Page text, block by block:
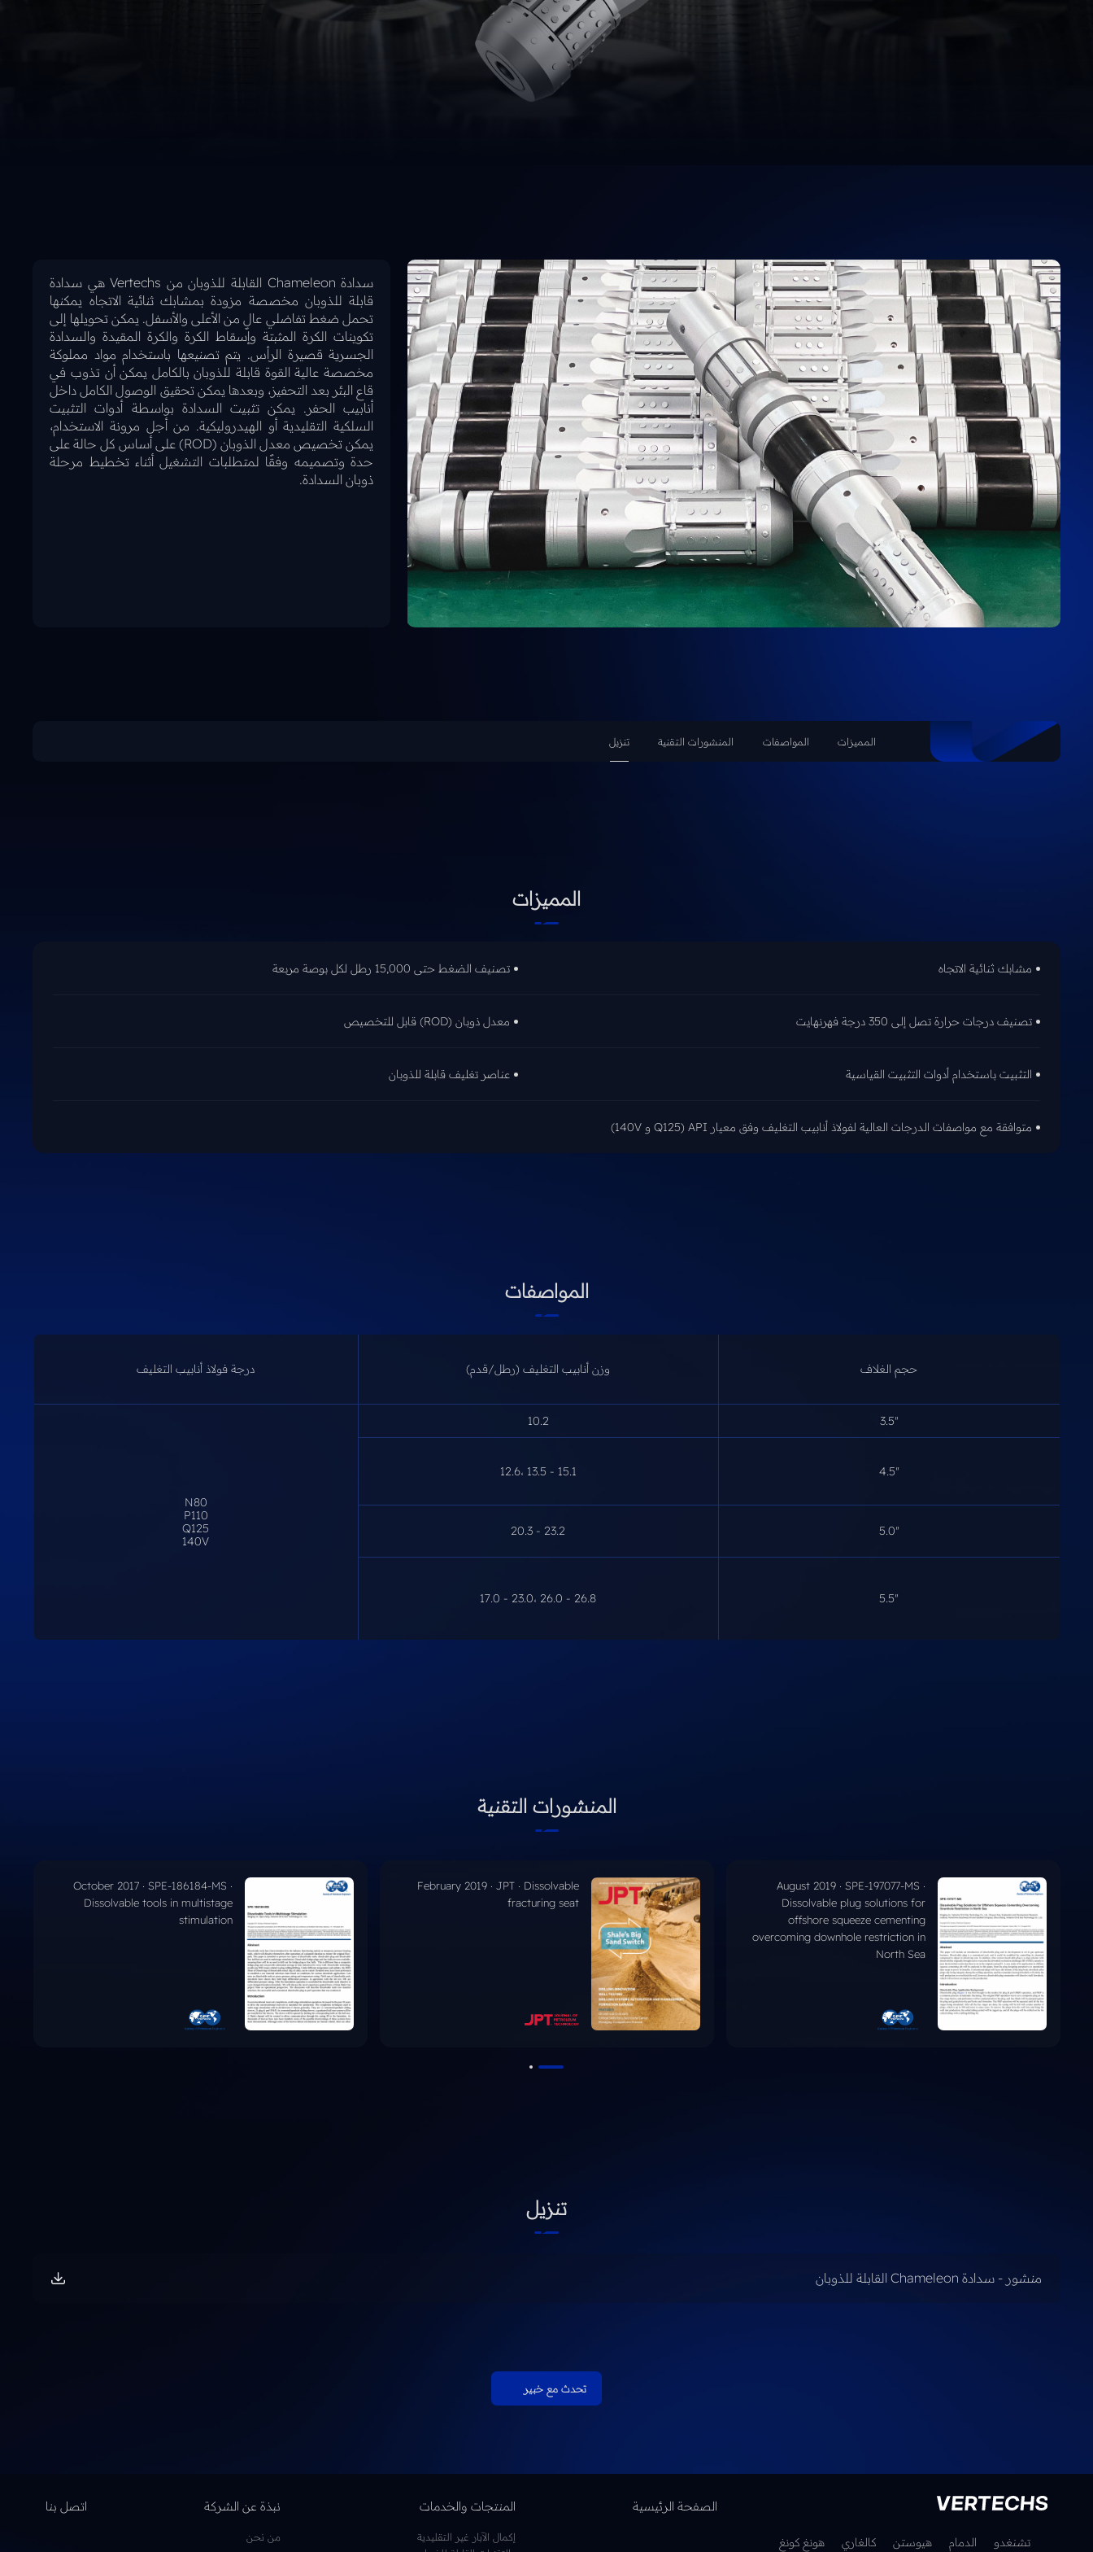
سدادة Chameleon القابلة للذوبان من Vertechs هي سدادة
قابلة للذوبان مخصصة مزودة بمشابك ثنائية الاتجاه يمكنها
تحمل ضغط تفاضلي عالٍ من الأعلى والأسفل. يمكن تحويلها إلى
تكوينات الكرة المثبتة وإسقاط الكرة والكرة المقيدة والسدادة
الجسرية قصيرة الرأس. يتم تصنيعها باستخدام مواد مملوكة
مخصصة عالية القوة قابلة للذوبان بالكامل يمكن أن تذوب في
قاع البئر بعد التحفيز، وبعدها يمكن تحقيق الوصول الكامل داخل
أنابيب الحفر. يمكن تثبيت السدادة بواسطة أدوات التثبيت
السلكية التقليدية أو الهيدروليكية. من أجل مرونة الاستخدام،
يمكن تخصيص معدل الذوبان (ROD) على أساس كل حالة على
حدة وتصميمه وفقًا لمتطلبات التشغيل أثناء تخطيط مرحلة
ذوبان السدادة.
المميزات المواصفات المنشورات التقنية تنزيل
المميزات
مشابك ثنائية الاتجاه تصنيف الضغط حتى 15,000 رطل لكل بوصة مربعة
تصنيف درجات حرارة تصل إلى 350 درجة فهرنهايت معدل ذوبان (ROD) قابل للتخصيص
التثبيت باستخدام أدوات التثبيت القياسية عناصر تغليف قابلة للذوبان
متوافقة مع مواصفات الدرجات العالية لفولاذ أنابيب التغليف وفق معيار API (Q125 و 140V)
المواصفات
درجة فولاذ أنابيب التغليف وزن أنابيب التغليف (رطل/قدم) حجم الغلاف
N80
P110
Q125
140V
10.2 3.5"
12.6، 13.5 - 15.1 4.5"
20.3 - 23.2 5.0"
17.0 - 23.0، 26.0 - 26.8 5.5"
المنشورات التقنية
February 2019 · JPT · Dissolvable
fracturing seat
October 2017 · SPE-186184-MS ·
Dissolvable tools in multistage
December 2016 · JPT · Dissolvable
bridge plug
تنزيل
منشور - سدادة Chameleon القابلة للذوبان
تحدث مع خبير
تشنغدو الدمام هيوستن كالغاري هونغ كونغ
الصفحة الرئيسية المنتجات والخدمات
إكمال الآبار غير التقليدية
نبذة عن الشركة
من نحن
اتصل بنا